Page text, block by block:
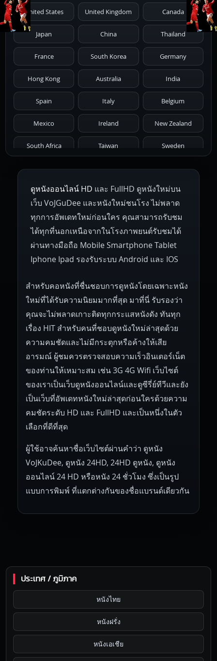
1986 1985 1984 1983 1982
1981 1980 1979 1978 1977
1976 1975 1974 1973 1972
1971 1970 1969 1968 1967
1966 1965 1964 1963 1962
1959 1955
1945 1942 1941 1940 1939
1938 1937 1930 1928 1916
United States United Kingdom Canada
Japan China Thailand
France South Korea Germany
Hong Kong Australia India
Spain Italy Belgium
Mexico Ireland New Zealand
South Africa Taiwan Sweden
Netherlands Russia Poland
Hungary Denmark Bulgaria
Czech Republic Brazil Turkey
ดูหนังออนไลน์ HD และ FullHD ดูหนังใหม่บน
เว็บ VoJGuDee และหนังใหม่ชนโรง ไม่พลาด
ทุกการอัพเดทใหม่ก่อนใคร คุณสามารถรับชม
ได้ทุกที่นอกเหนือจากในโรงภาพยนต์รับชมได้
ผ่านทางมือถือ Mobile Smartphone Tablet
Iphone Ipad รองรับระบบ Android และ IOS
สำหรับคอหนังที่ชื่นชอบการดูหนังโดยเฉพาะหนัง
ใหม่ที่ได้รับความนิยมมากที่สุด มาที่นี่ รับรองว่า
คุณจะไม่พลาดเกาะติดทุกกระแสหนังดัง ทันทุก
เรื่อง HIT สำหรับคนที่ชอบดูหนังใหม่ล่าสุดด้วย
ความคมชัดและไม่มีกระตุกหรือค้างให้เสีย
อารมณ์ ผู้ชมควรตรวจสอบความเร็วอินเตอร์เน็ต
ของท่านให้เหมาะสม เช่น 3G 4G Wifi เว็บไซต์
ของเราเป็นเว็บดูหนังออนไลน์และดูซีรี่ย์ทีวีและยัง
เป็นเว็บที่อัพเดทหนังใหม่ล่าสุดก่อนใครด้วยความ
คมชัดระดับ HD และ FullHD และเป็นหนึ่งในตัว
เลือกที่ดีที่สุด
ผู้ใช้อาจค้นหาชื่อเว็บไซต์ผ่านคำว่า ดูหนัง
VoJKuDee, ดูหนัง 24HD, 24HD ดูหนัง, ดูหนัง
ออนไลน์ 24 HD หรือหนัง 24 ชั่วโมง ซึ่งเป็นรูป
แบบการพิมพ์ ที่แตกต่างกันของชื่อแบรนด์เดียวกัน
ประเทศ / ภูมิภาค
หนังไทย
หนังฝรั่ง
หนังเอเชีย